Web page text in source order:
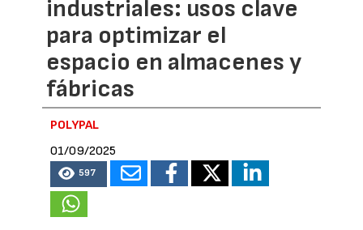
industriales: usos clave
para optimizar el
espacio en almacenes y
fábricas
POLYPAL
01/09/2025
597